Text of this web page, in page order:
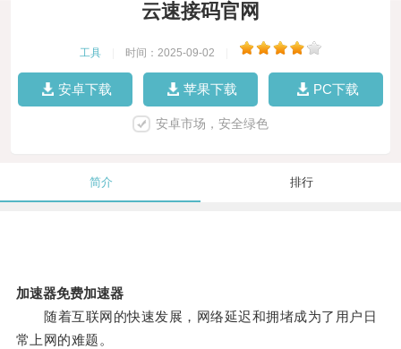
云速接码官网
工具 时间：2025-09-02
安卓下载 苹果下载 PC下载
安卓市场，安全绿色
简介 排行
加速器免费加速器
随着互联网的快速发展，网络延迟和拥堵成为了用户日
常上网的难题。